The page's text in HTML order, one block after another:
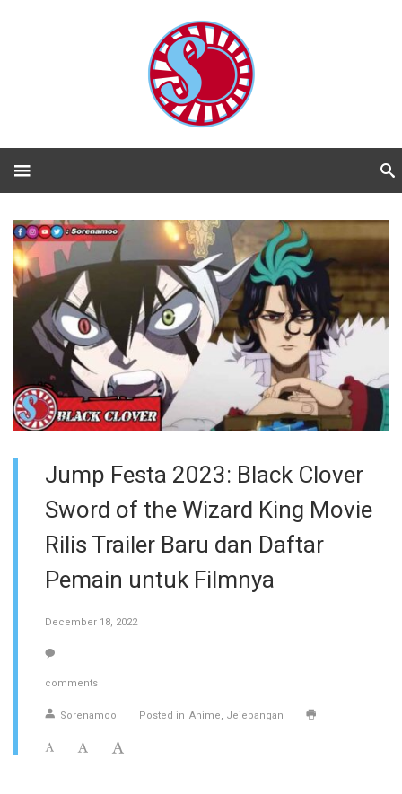
Jump Festa 2023: Black Clover
Sword of the Wizard King Movie
Rilis Trailer Baru dan Daftar
Pemain untuk Filmnya
December 18, 2022
comments
Sorenamoo Posted in Anime Jejepangan